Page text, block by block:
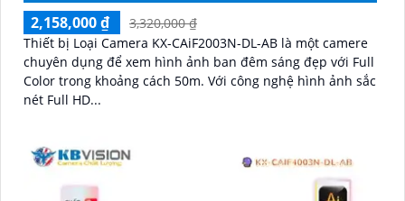
2,158,000 ₫
3,320,000 ₫
Thiết bị Loại Camera KX-CAiF2003N-DL-AB là một camere
chuyên dụng để xem hình ảnh ban đêm sáng đẹp với Full
Color trong khoảng cách 50m. Với công nghệ hình ảnh sắc
nét Full HD...